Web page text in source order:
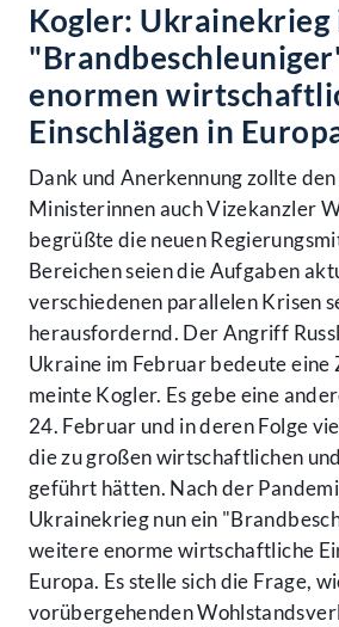
Kogler: Ukrainekrieg
enormen
Einschlägen in
Dank und Anerkennung zollte
Ministerinnen auch Vizekanzler
begrüßte die neuen
Bereichen seien die Aufgaben
verschiedenen parallelen Krisen
herausfordernd. Der Angriff
Ukraine im Februar bedeute eine
meinte Kogler. Es gebe eine
24. Februar und in deren Folge
die zu großen wirtschaftlichen
geführt hätten. Nach der
Ukrainekrieg nun ein
weitere enorme wirtschaftliche
Europa. Es stelle sich die Frage,
vorübergehenden